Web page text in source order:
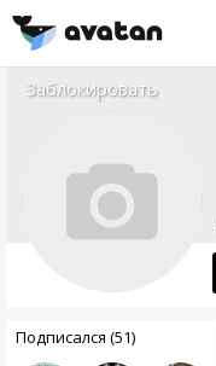
Заблокировать
Подписался (51)